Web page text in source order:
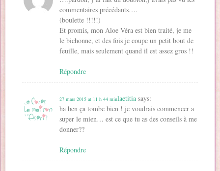
commentaires précédants….
(boulette !!!!!)
Et promis, mon Aloe Véra est bien traité, je me
le bichonne, et des fois je coupe un petit bout de
feuille, mais seulement quand il est assez gros !!
Répondre
laetitia says:
27 mars 2015 at 11 h 44 min
ha ben ça tombe bien ! je voudrais commencer a
super le mien… est ce que tu as des conseils à me
donner??
Répondre